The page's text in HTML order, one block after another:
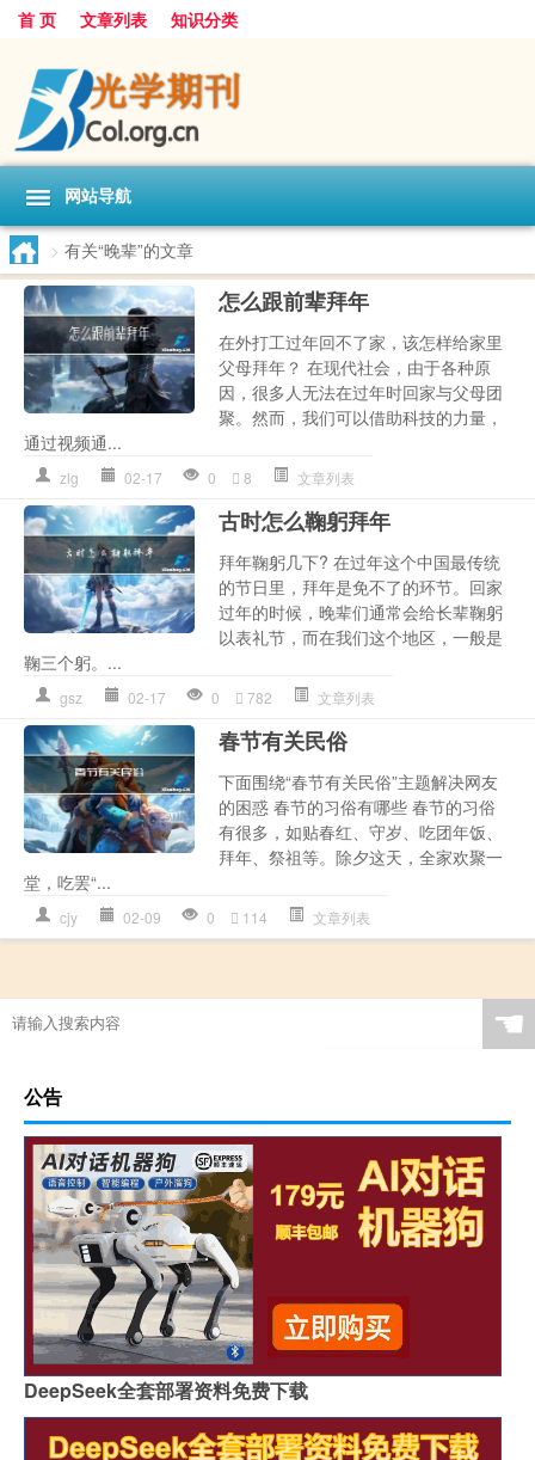
首 页 文章列表 知识分类
网站导航
> 有关“晚辈”的文章
怎么跟前辈拜年
在外打工过年回不了家，该怎样给家里
父母拜年？ 在现代社会，由于各种原
因，很多人无法在过年时回家与父母团
聚。然而，我们可以借助科技的力量，
通过视频通...
zlg 02-17 0 8 文章列表
古时怎么鞠躬拜年
拜年鞠躬几下? 在过年这个中国最传统
的节日里，拜年是免不了的环节。回家
过年的时候，晚辈们通常会给长辈鞠躬
以表礼节，而在我们这个地区，一般是
鞠三个躬。...
gsz 02-17 0 782 文章列表
春节有关民俗
下面围绕“春节有关民俗”主题解决网友
的困惑 春节的习俗有哪些 春节的习俗
有很多，如贴春红、守岁、吃团年饭、
拜年、祭祖等。除夕这天，全家欢聚一
堂，吃罢“...
cjy 02-09 0 114 文章列表
☚
公告
DeepSeek全套部署资料免费下载